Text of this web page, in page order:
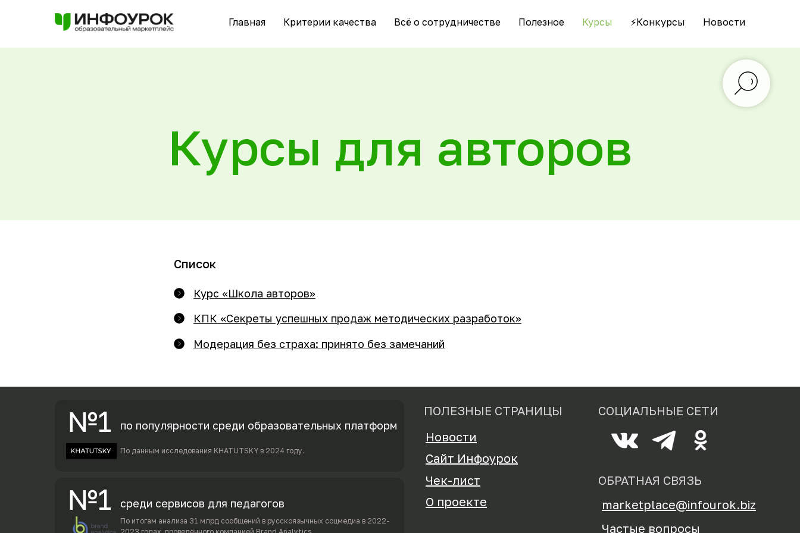
Главная Критерии качества Всё о сотрудничестве Полезное Курсы ⚡️Конкурсы Новости
Курсы для авторов
Список
Курс «Школа авторов»
КПК «Секреты успешных продаж методических разработок»
Модерация без страха: принято без замечаний
№1 по популярности среди образовательных платформ
По данным исследования KHATUTSKY в 2024 году.
№1 среди сервисов для педагогов
По итогам анализа 31 млрд сообщений в русскоязычных соцмедиа в 2022-
marketplace@infourok.biz
Частые вопросы
Новости
Сайт Инфоурок
Чек-лист
О проекте
СОЦИАЛЬНЫЕ СЕТИ
ПОЛЕЗНЫЕ СТРАНИЦЫ
ОБРАТНАЯ СВЯЗЬ